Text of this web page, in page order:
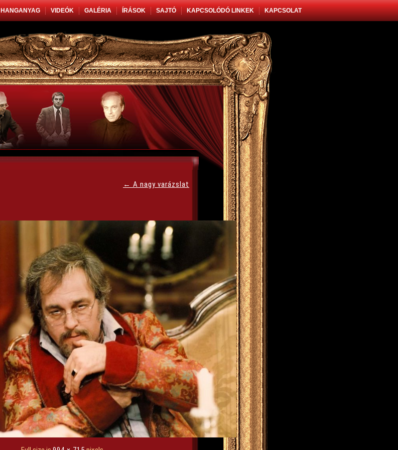
HANGANYAG VIDEÓK GALÉRIA ÍRÁSOK SAJTÓ KAPCSOLÓDÓ LINKEK KAPCSOLAT
← A nagy varázslat